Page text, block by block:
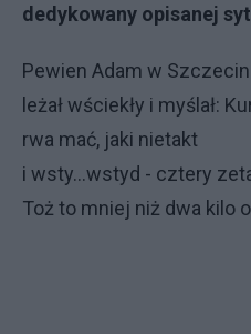
dedykowany opisanej
Pewien Adam w
leżał wściekły i myślał:
rwa mać, jaki nietakt
i wsty...wstyd - cztery
Toż to mniej niż dwa kilo